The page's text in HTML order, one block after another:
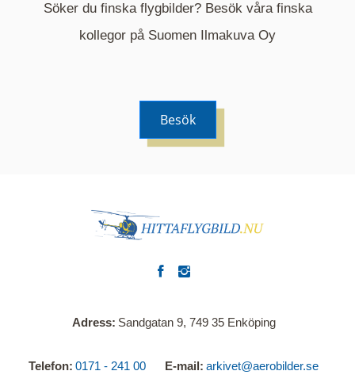
Mappen är en medelpunkt över fotat område och
kommer nu visa de fastigheter som finns just här.
Söker du finska flygbilder? Besök våra finska
kollegor på Suomen Ilmakuva Oy
Besök
Adress Sandgatan 9, 749 35 Enköping
Telefon 0171 - 241 00 E-mail arkivet@aerobilder.se